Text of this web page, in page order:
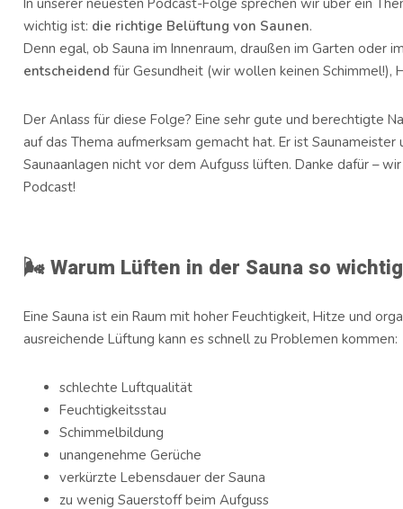
wichtig ist: die richtige Belüftung von Saunen.
Denn egal, ob Sauna im Innenraum, draußen im Garten oder
entscheidend für Gesundheit (wir wollen keinen Schimmel!),
Der Anlass für diese Folge? Eine sehr gute und berechtigte
auf das Thema aufmerksam gemacht hat. Er ist
Saunaanlagen nicht vor dem Aufguss lüften. Danke dafür –
Podcast!
🌬️ Warum Lüften in der Sauna so
Eine Sauna ist ein Raum mit hoher Feuchtigkeit, Hitze und
ausreichende Lüftung kann es schnell zu Problemen kommen:
schlechte Luftqualität
Feuchtigkeitsstau
Schimmelbildung
unangenehme Gerüche
verkürzte Lebensdauer der Sauna
zu wenig Sauerstoff beim Aufguss